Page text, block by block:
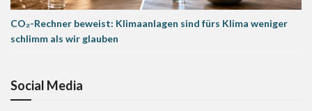
CO₂-Rechner beweist: Klimaanlagen sind fürs Klima weniger
schlimm als wir glauben
Social Media